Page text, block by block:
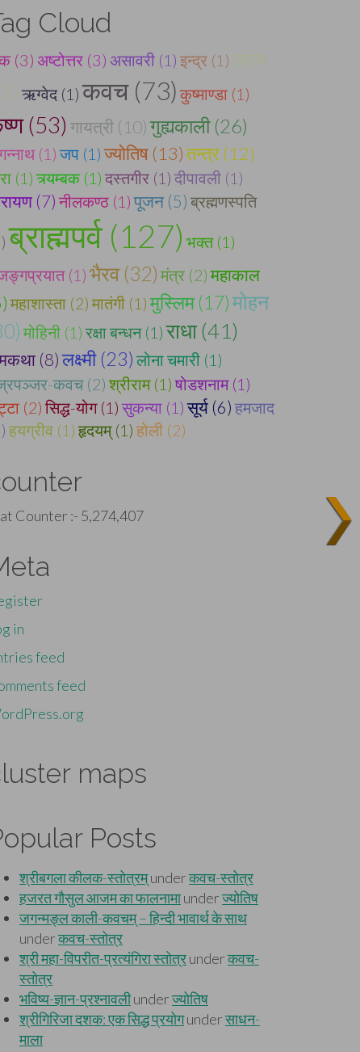
Cloud
(3) अष्टोत्तर (3) असावरी (1) इन्द्र (1) उपाय
ऋग्वेद (1) कवच (73) कुष्माण्डा (1)
(53) गायत्री (10)गुह्यकाली (26)
(1) जप (1) ज्योतिष (13)तन्त्र (12)
(1) त्र्यम्बक (1) दस्तगीर (1) दीपावली (1)
(7) नीलकण्ठ (1) पूजन (5) ब्रह्मणस्पति
ब्राह्मपर्व (127) भक्त (1)
(1) भैरव (32) मंत्र (2) महाकाल
महाशास्ता (2) मातंगी (1) मुस्लिम (17)मोहन
मोहिनी (1) रक्षा बन्धन (1) राधा (41)
(8) लक्ष्मी (23) लोना चमारी (1)
कवच (2) श्रीराम (1) षोडशनाम (1)
(2) सिद्ध-योग (1) सुकन्या (1) सूर्य (6) हमजाद
हयग्रीव (1) हृदयम् (1) होली (2)
Counter :- 5,274,407
in
feed
feed
maps
Posts